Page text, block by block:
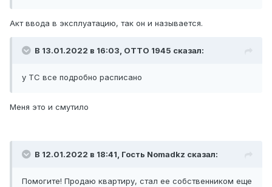
Акт ввода в эксплуатацию, так он и называется.
В 13.01.2022 в 16:03, ОТТО 1945 сказал:
у ТС все подробно расписано
Меня это и смутило
В 12.01.2022 в 18:41, Гость Nomadkz сказал:
Помогите! Продаю квартиру, стал ее собственником еще